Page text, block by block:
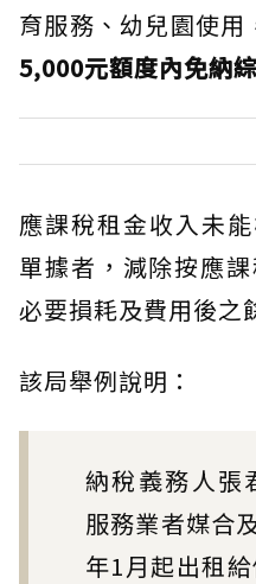
育服務、幼兒園使用
5,000元額度內免納
應課稅租金收入未
單據者，減除按應
必要損耗及費用後之
該局舉例說明：
納稅義務人張
服務業者媒合
年1月起出租